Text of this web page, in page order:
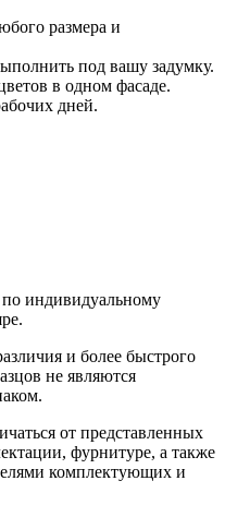
размера и
под вашу задумку.
в одном фасаде.
дней.
индивидуальному
и более быстрого
не являются
от представленных
фурнитуре, а также
комплектующих и